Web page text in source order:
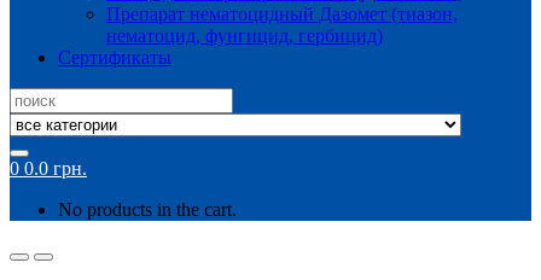
Препарат нематоцидный Дазомет (тиазон,
нематоцид, фунгицид, гербицид)
Сертификаты
Search
for:
0 0.0 грн.
No products in the cart.